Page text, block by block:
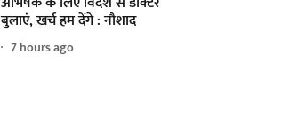
बुलाएं, खर्च हम देंगे : नौशाद
7 hours ago